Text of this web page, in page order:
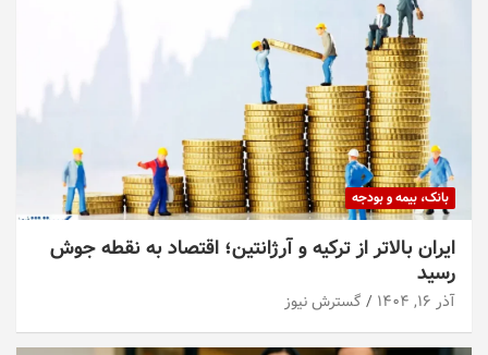
بانک، بیمه و بودجه
ایران بالاتر از ترکیه و آرژانتین؛ اقتصاد به نقطه جوش
رسید
آذر ۱۶, ۱۴۰۴ گسترش نیوز